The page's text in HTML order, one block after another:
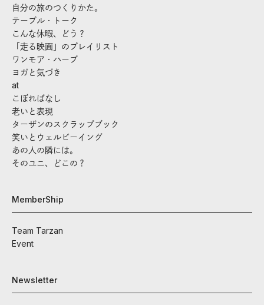
自分の旅のつくりかた。
テーブル・トーク
こんな休暇、どう？
「走る映画」のプレイリスト
ワンモア・ハーブ
ヨガと気づき
at
こぼればなし
老いと表現
ターザンのスクラップブック
笑いとウェルビーイング
あの人の隣には。
そのユニ、どこの？
MemberShip
Team Tarzan
Event
Newsletter